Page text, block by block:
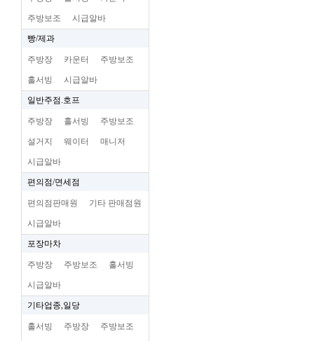
주방보조 시급알바
빵/제과
주방장 카운터 주방보조
홀서빙 시급알바
일반주점.호프
주방장 홀서빙 주방보조
설거지 웨이터 매니저
시급알바
편의점/면세점
편의점판매원 기타 판매점원
시급알바
포장마차
주방장 주방보조 홀서빙
시급알바
기타업종,일당
홀서빙 주방장 주방보조